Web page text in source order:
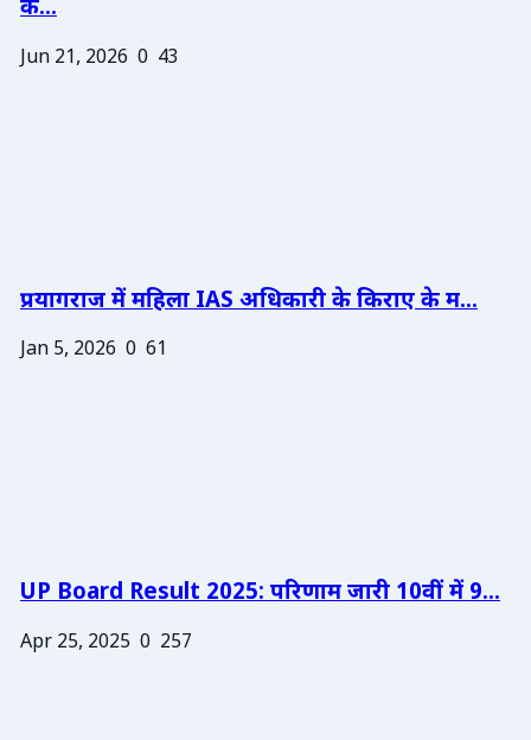
के...
Jun 21, 2026 0 43
प्रयागराज में महिला IAS अधिकारी के किराए के म...
Jan 5, 2026 0 61
UP Board Result 2025: परिणाम जारी 10वीं में 9...
Apr 25, 2025 0 257